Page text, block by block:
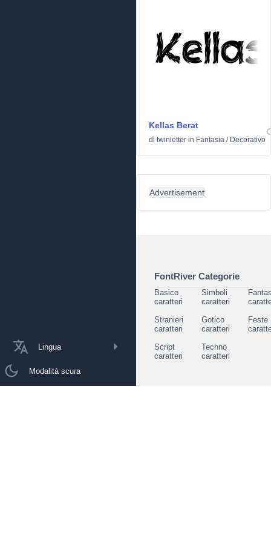
Lingua
Modalità scura
Kellas Berat
di twinletter in Fantasia / Decorativo
Advertisement
FontRiver Categorie
Basico
caratteri
Simboli
caratteri
Stranieri
caratteri
Gotico
caratteri
Feste
Script
caratteri
Techno
caratteri